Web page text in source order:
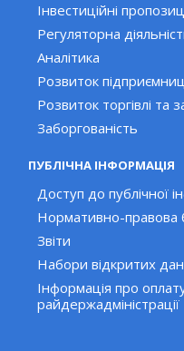
Інвестиційні
Регуляторна
Аналітика
Розвиток
Розвиток торгівлі та
Заборгованість
ПУБЛІЧНА ІНФОРМАЦІЯ
Доступ до публічної
Нормативно-правова
Звіти
Набори відкритих
Інформація про
райдержадміністрації